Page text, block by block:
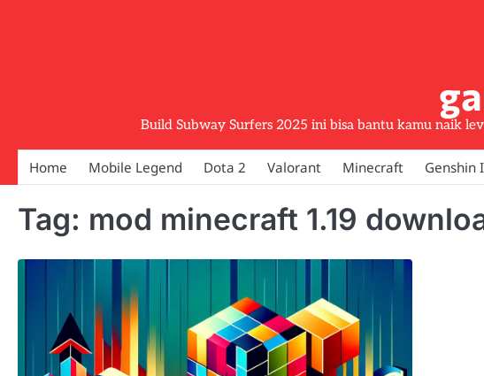
Build Subway Surfers 2025 ini bisa bantu kamu naik
Home Mobile Legend Dota 2 Valorant Minecraft Genshin
Tag: mod minecraft 1.19